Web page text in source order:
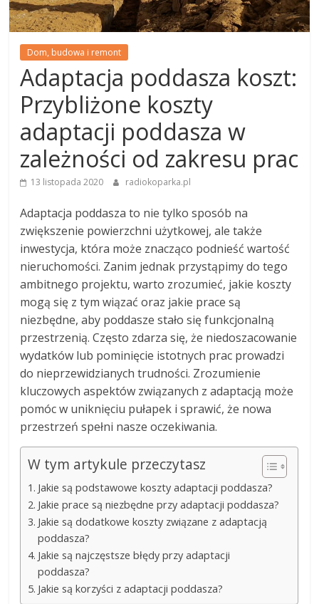
Dom, budowa i remont
Adaptacja poddasza koszt:
Przybliżone koszty
adaptacji poddasza w
zależności od zakresu prac
13 listopada 2020 radiokoparka.pl
Adaptacja poddasza to nie tylko sposób na
zwiększenie powierzchni użytkowej, ale także
inwestycja, która może znacząco podnieść wartość
nieruchomości. Zanim jednak przystąpimy do tego
ambitnego projektu, warto zrozumieć, jakie koszty
mogą się z tym wiązać oraz jakie prace są
niezbędne, aby poddasze stało się funkcjonalną
przestrzenią. Często zdarza się, że niedoszacowanie
wydatków lub pominięcie istotnych prac prowadzi
do nieprzewidzianych trudności. Zrozumienie
kluczowych aspektów związanych z adaptacją może
pomóc w uniknięciu pułapek i sprawić, że nowa
przestrzeń spełni nasze oczekiwania.
W tym artykule przeczytasz
Jakie są podstawowe koszty adaptacji poddasza?
Jakie prace są niezbędne przy adaptacji poddasza?
Jakie są dodatkowe koszty związane z adaptacją
poddasza?
Jakie są najczęstsze błędy przy adaptacji
poddasza?
Jakie są korzyści z adaptacji poddasza?